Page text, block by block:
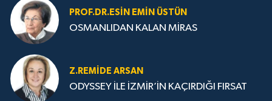
PROF.DR.ESIN EMIN ÜSTÜN
OSMANLIDAN KALAN MİRAS
Z.REMIDE ARSAN
ODYSSEY İLE İZMİR’İN KAÇIRDIĞI FIRSAT